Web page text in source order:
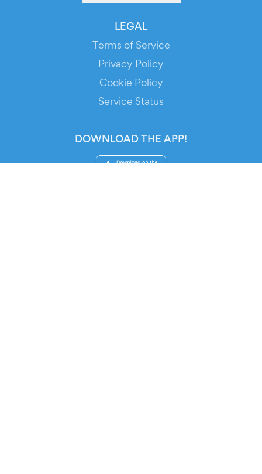
LEGAL
Terms of Service
Privacy Policy
Cookie Policy
Service Status
DOWNLOAD THE APP!